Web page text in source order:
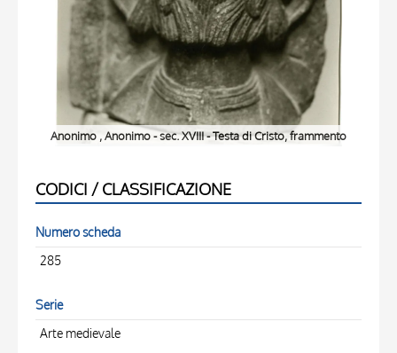
Anonimo , Anonimo - sec. XVIII - Testa di Cristo, frammento
CODICI / CLASSIFICAZIONE
Numero scheda
285
Serie
Arte medievale